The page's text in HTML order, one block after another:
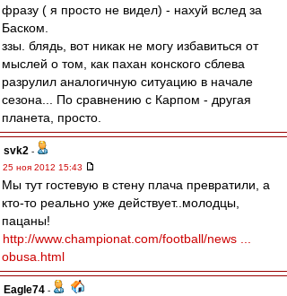
фразу ( я просто не видел) - нахуй вслед за
Баском.
ззы. блядь, вот никак не могу избавиться от
мыслей о том, как пахан конского сблева
разрулил аналогичную ситуацию в начале
сезона... По сравнению с Карпом - другая
планета, просто.
svk2 -
25 ноя 2012 15:43
Мы тут гостевую в стену плача превратили, а
кто-то реально уже действует..молодцы,
пацаны!
http://www.championat.com/football/news ...
obusa.html
Eagle74 -